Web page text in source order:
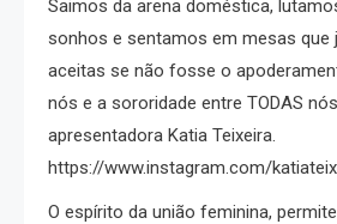
Saimos da arena doméstica,
sonhos e sentamos em mesas que
aceitas se não fosse o
nós e a sororidade entre TODAS
apresentadora Katia Teixeira.
https://www.instagram.com/
O espírito da união feminina,